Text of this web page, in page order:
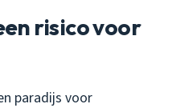
risico voor
paradijs voor